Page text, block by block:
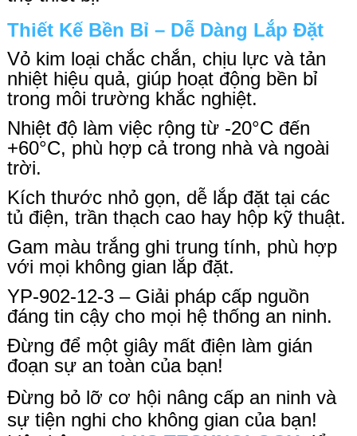
Thiết Kế Bền Bỉ – Dễ Dàng Lắp Đặt
Vỏ kim loại chắc chắn, chịu lực và tản
nhiệt hiệu quả, giúp hoạt động bền bỉ
trong môi trường khắc nghiệt.
Nhiệt độ làm việc rộng từ -20°C đến
+60°C, phù hợp cả trong nhà và ngoài
trời.
Kích thước nhỏ gọn, dễ lắp đặt tại các
tủ điện, trần thạch cao hay hộp kỹ thuật.
Gam màu trắng ghi trung tính, phù hợp
với mọi không gian lắp đặt.
YP-902-12-3 – Giải pháp cấp nguồn
đáng tin cậy cho mọi hệ thống an ninh.
Đừng để một giây mất điện làm gián
đoạn sự an toàn của bạn!
Đừng bỏ lỡ cơ hội nâng cấp an ninh và
sự tiện nghi cho không gian của bạn!